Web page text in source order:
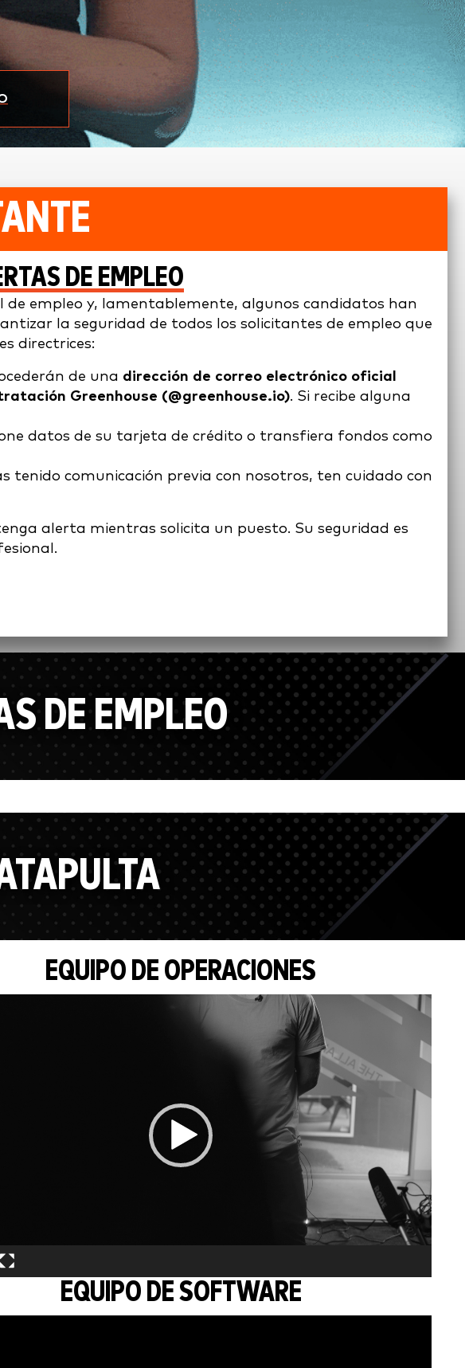
DE EMPLEO
empleo y, lamentablemente, algunos candidatos han
la seguridad de todos los solicitantes de empleo que
directrices:
de una dirección de correo electrónico oficial
Greenhouse (@greenhouse.io). Si recibe alguna
datos de su tarjeta de crédito o transfiera fondos como
tenido comunicación previa con nosotros, ten cuidado con
alerta mientras solicita un puesto. Su seguridad es
DE EMPLEO
EQUIPO DE OPERACIONES
EQUIPO DE SOFTWARE